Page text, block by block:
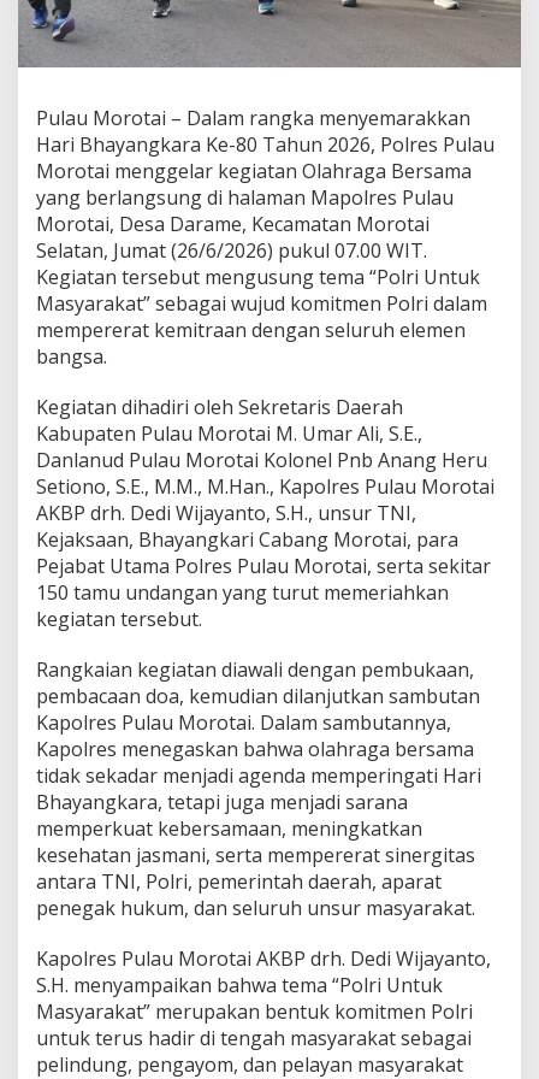
d
n
F
o
r
k
o
p
i
m
d
a
o
l
r
e
s
P
u
a
u
o
t
a
i
G
e
l
a
r
O
l
a
r
a
g
B
e
Pulau Morotai – Dalam rangka menyemarakkan
Hari Bhayangkara Ke-80 Tahun 2026, Polres Pulau
Morotai menggelar kegiatan Olahraga Bersama
yang berlangsung di halaman Mapolres Pulau
Morotai, Desa Darame, Kecamatan Morotai
Selatan, Jumat (26/6/2026) pukul 07.00 WIT.
Kegiatan tersebut mengusung tema “Polri Untuk
Masyarakat” sebagai wujud komitmen Polri dalam
mempererat kemitraan dengan seluruh elemen
bangsa.
Kegiatan dihadiri oleh Sekretaris Daerah
Kabupaten Pulau Morotai M. Umar Ali, S.E.,
Danlanud Pulau Morotai Kolonel Pnb Anang Heru
Setiono, S.E., M.M., M.Han., Kapolres Pulau Morotai
AKBP drh. Dedi Wijayanto, S.H., unsur TNI,
Kejaksaan, Bhayangkari Cabang Morotai, para
Pejabat Utama Polres Pulau Morotai, serta sekitar
150 tamu undangan yang turut memeriahkan
kegiatan tersebut.
Rangkaian kegiatan diawali dengan pembukaan,
pembacaan doa, kemudian dilanjutkan sambutan
Kapolres Pulau Morotai. Dalam sambutannya,
Kapolres menegaskan bahwa olahraga bersama
tidak sekadar menjadi agenda memperingati Hari
Bhayangkara, tetapi juga menjadi sarana
memperkuat kebersamaan, meningkatkan
kesehatan jasmani, serta mempererat sinergitas
antara TNI, Polri, pemerintah daerah, aparat
penegak hukum, dan seluruh unsur masyarakat.
Kapolres Pulau Morotai AKBP drh. Dedi Wijayanto,
S.H. menyampaikan bahwa tema “Polri Untuk
Masyarakat” merupakan bentuk komitmen Polri
untuk terus hadir di tengah masyarakat sebagai
pelindung, pengayom, dan pelayan masyarakat